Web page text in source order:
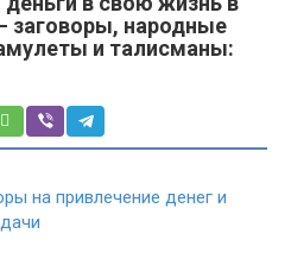
заговоры, народные
и талисманы: